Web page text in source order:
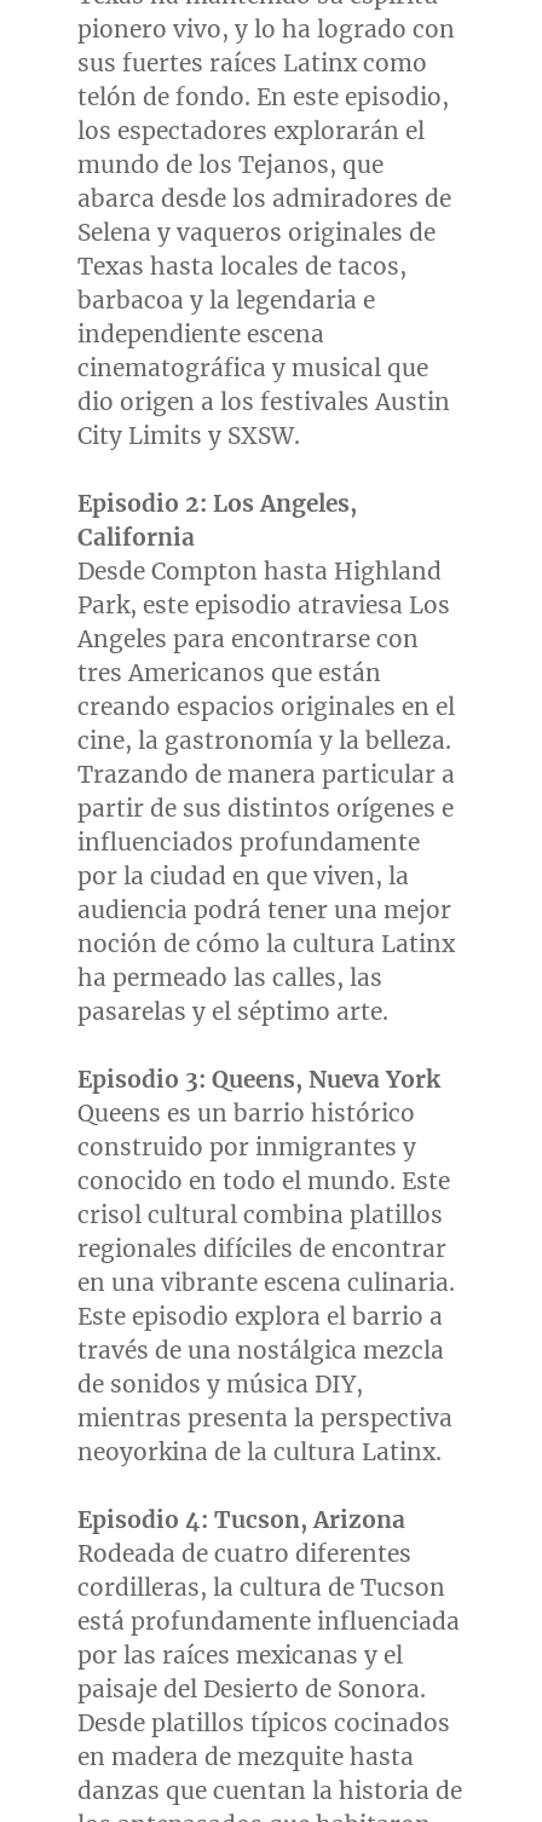
pionero vivo, y lo ha logrado con
sus fuertes raíces Latinx como
telón de fondo. En este episodio,
los espectadores explorarán el
mundo de los Tejanos, que
abarca desde los admiradores de
Selena y vaqueros originales de
Texas hasta locales de tacos,
barbacoa y la legendaria e
independiente escena
cinematográfica y musical que
dio origen a los festivales Austin
City Limits y SXSW.
Episodio 2: Los Angeles,
California
Desde Compton hasta Highland
Park, este episodio atraviesa Los
Angeles para encontrarse con
tres Americanos que están
creando espacios originales en el
cine, la gastronomía y la belleza.
Trazando de manera particular a
partir de sus distintos orígenes e
influenciados profundamente
por la ciudad en que viven, la
audiencia podrá tener una mejor
noción de cómo la cultura Latinx
ha permeado las calles, las
pasarelas y el séptimo arte.
Episodio 3: Queens, Nueva York
Queens es un barrio histórico
construido por inmigrantes y
conocido en todo el mundo. Este
crisol cultural combina platillos
regionales difíciles de encontrar
en una vibrante escena culinaria.
Este episodio explora el barrio a
través de una nostálgica mezcla
de sonidos y música DIY,
mientras presenta la perspectiva
neoyorkina de la cultura Latinx.
Episodio 4: Tucson, Arizona
Rodeada de cuatro diferentes
cordilleras, la cultura de Tucson
está profundamente influenciada
por las raíces mexicanas y el
paisaje del Desierto de Sonora.
Desde platillos típicos cocinados
en madera de mezquite hasta
danzas que cuentan la historia de